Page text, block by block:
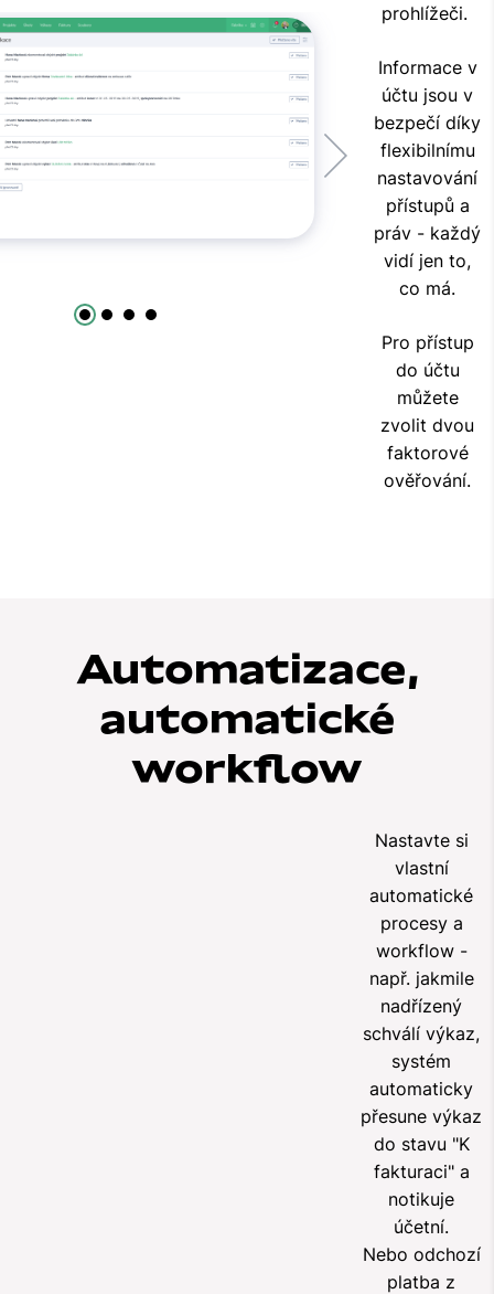
prohlížeči.
Informace v
účtu jsou v
bezpečí díky
flexibilnímu
nastavování
přístupů a
práv - každý
vidí jen to,
co má.
Pro přístup
do účtu
můžete
zvolit dvou
faktorové
ověřování.
Automatizace,
automatické
workflow
Nastavte si
vlastní
automatické
procesy a
workflow -
např. jakmile
nadřízený
schválí výkaz,
systém
automaticky
přesune výkaz
do stavu "K
fakturaci" a
notikuje
účetní.
Nebo odchozí
platba z